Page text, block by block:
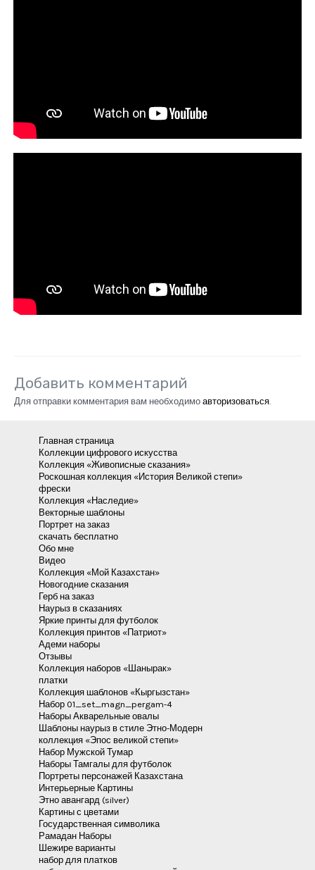
Добавить комментарий
Для отправки комментария вам необходимо авторизоваться.
Главная страница
Коллекции цифрового искусства
Коллекция «Живописные сказания»
Роскошная коллекция «История Великой степи»
фрески
Коллекция «Наследие»
Векторные шаблоны
Портрет на заказ
скачать бесплатно
Обо мне
Видео
Коллекция «Мой Казахстан»
Новогодние сказания
Герб на заказ
Наурыз в сказаниях
Яркие принты для футболок
Коллекция принтов «Патриот»
Адеми наборы
Отзывы
Коллекция наборов «Шанырак»
платки
Коллекция шаблонов «Кыргызстан»
Набор 01_set_magn_pergam-4
Наборы Акварельные овалы
Шаблоны наурыз в стиле Этно-Модерн
коллекция «Эпос великой степи»
Набор Мужской Тумар
Наборы Тамгалы для футболок
Портреты персонажей Казахстана
Интерьерные Картины
Этно авангард (silver)
Картины с цветами
Государственная символика
Рамадан Наборы
Шежире варианты
набор для платков